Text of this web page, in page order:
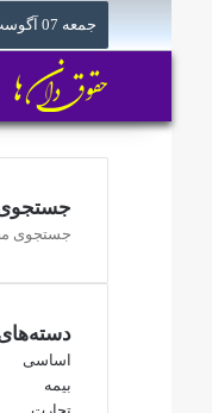
جمعه 07 آگوست 2026
جستجو
اساسی
بیمه